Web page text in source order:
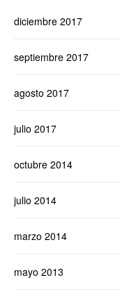
diciembre 2017
septiembre 2017
agosto 2017
julio 2017
octubre 2014
julio 2014
marzo 2014
mayo 2013